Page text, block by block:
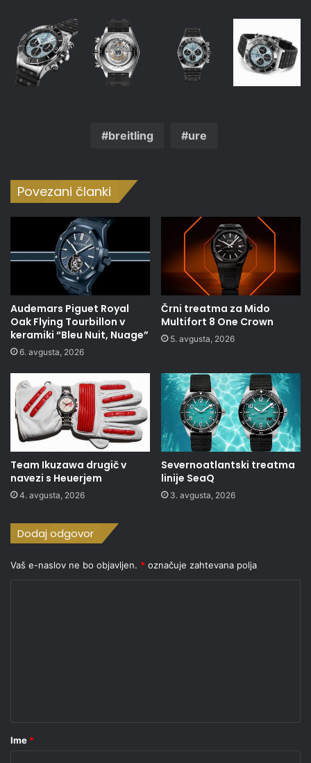
breitling ure
Povezani članki
Audemars Piguet Royal
Oak Flying Tourbillon v
keramiki “Bleu Nuit, Nuage”
6. avgusta, 2026
Črni treatma za Mido
Multifort 8 One Crown
5. avgusta, 2026
Team Ikuzawa drugič v
navezi s Heuerjem
4. avgusta, 2026
Severnoatlantski treatma
linije SeaQ
3. avgusta, 2026
Dodaj odgovor
Vaš e-naslov ne bo objavljen. * označuje zahtevana polja
r
Ime *